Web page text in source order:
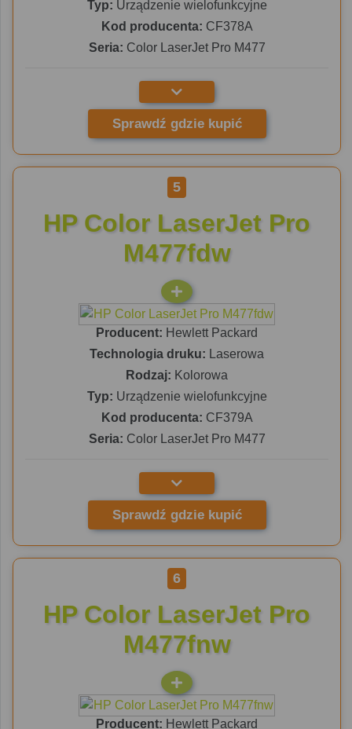
Typ: Urządzenie wielofunkcyjne
Kod producenta: CF378A
Seria: Color LaserJet Pro M477
Sprawdź gdzie kupić
5
HP Color LaserJet Pro
M477fdw
Producent: Hewlett Packard
Technologia druku: Laserowa
Rodzaj: Kolorowa
Typ: Urządzenie wielofunkcyjne
Kod producenta: CF379A
Seria: Color LaserJet Pro M477
Sprawdź gdzie kupić
6
HP Color LaserJet Pro
M477fnw
Producent: Hewlett Packard